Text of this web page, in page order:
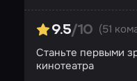
9.5/10 (51
Станьте первыми
кинотеатра